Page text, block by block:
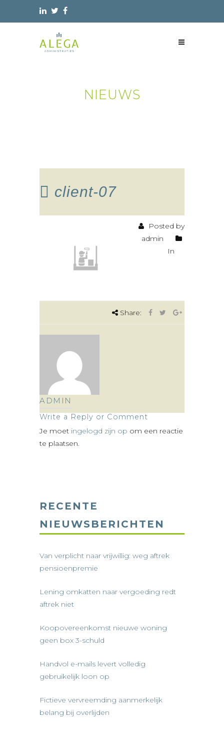
NIEUWS
client-07
Posted by
admin
In
Share:
ADMIN
Write a Reply or Comment
Je moet ingelogd zijn op om een reactie
te plaatsen.
RECENTE
NIEUWSBERICHTEN
Van verplicht naar vrijwillig: weg aftrek
pensioenpremie
Lening omkatten naar vergoeding redt
aftrek niet
Koopovereenkomst nieuwe woning
geen box 3-schuld
Handvol e-mails levert volledig
gebruikelijk loon op
Fictieve vervreemding aanmerkelijk
belang bij overlijden